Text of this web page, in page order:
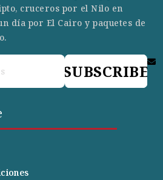
cruceros por el Nilo en
día por El Cairo y paquetes de
SUBSCRIBE